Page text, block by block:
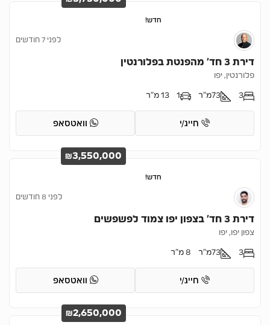
חדש!
לפני 7 חודשים
דירת 3 חד’ מהפנטת בפלורנטין
פלורנטין, יפו
3
73מ"ר 1 13 מ"ר
חייג/י וואטסאפ
חדש!
₪3,550,000
לפני 8 חודשים
דירת 3 חד’ בצפון יפו צמוד לפשפשים
צפון יפו, יפו
3
73מ"ר 8 מ"ר
חייג/י וואטסאפ
₪2,650,000